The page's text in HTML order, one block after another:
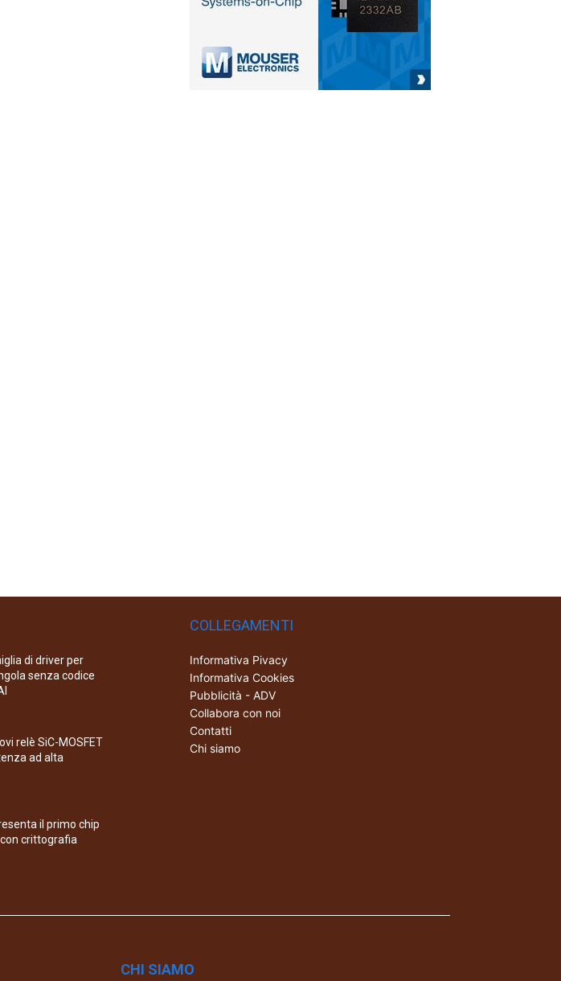
di driver per
senza codice
relè SiC-MOSFET
ad alta
il primo chip
crittografia
COLLEGAMENTI
Informativa Pivacy
Informativa Cookies
Pubblicità - ADV
Collabora con noi
Contatti
Chi siamo
CHI SIAMO